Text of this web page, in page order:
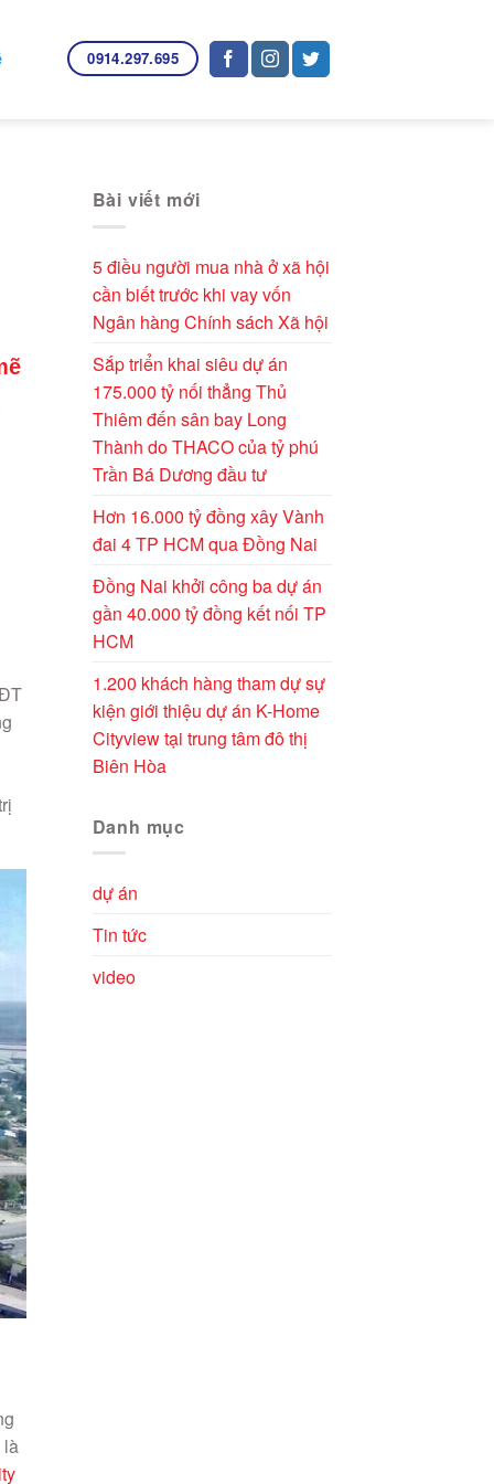
0914.297.695
là
Bài viết mới
5 điều người mua nhà ở xã hội
cần biết trước khi vay vốn
Ngân hàng Chính sách Xã hội
Sắp triển khai siêu dự án
175.000 tỷ nối thẳng Thủ
Thiêm đến sân bay Long
Thành do THACO của tỷ phú
Trần Bá Dương đầu tư
Hơn 16.000 tỷ đồng xây Vành
đai 4 TP HCM qua Đồng Nai
Đồng Nai khởi công ba dự án
gần 40.000 tỷ đồng kết nối TP
HCM
1.200 khách hàng tham dự sự
kiện giới thiệu dự án K-Home
Cityview tại trung tâm đô thị
Biên Hòa
Danh mục
dự án
Tin tức
video